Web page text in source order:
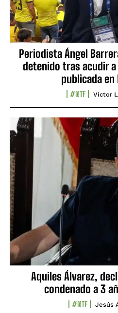
Periodista Ángel
detenido tras acudir
publicada en
#NTF Víctor
Aquiles Álvarez,
condenado a 3
#NTF Jesús